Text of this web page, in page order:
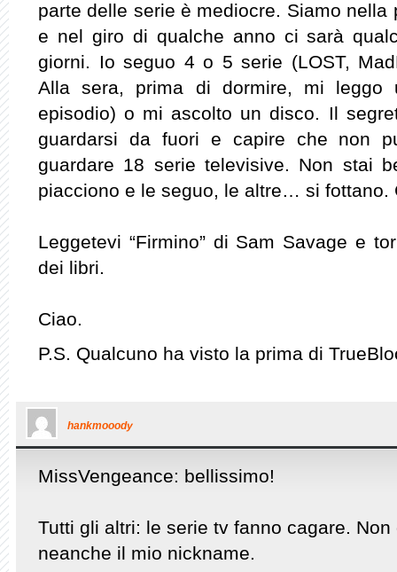
parte delle serie è mediocre. Siamo
e nel giro di qualche anno ci sarà
giorni. Io seguo 4 o 5 serie (LOST,
Alla sera, prima di dormire, mi leggo
episodio) o mi ascolto un disco. Il
guardarsi da fuori e capire che non
guardare 18 serie televisive. Non stai
piacciono e le seguo, le altre… si fottano.
Leggetevi “Firmino” di Sam Savage e
dei libri.
Ciao.
P.S. Qualcuno ha visto la prima di
hankmooody
MissVengeance: bellissimo!
Tutti gli altri: le serie tv fanno cagare.
neanche il mio nickname.